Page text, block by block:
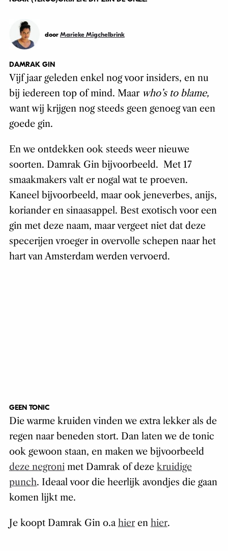
door Marieke Migchelbrink
DAMRAK GIN
Vijf jaar geleden enkel nog voor insiders, en nu
bij iedereen top of mind. Maar who’s to blame,
want wij krijgen nog steeds geen genoeg van een
goede gin.
En we ontdekken ook steeds weer nieuwe
soorten. Damrak Gin bijvoorbeeld. Met 17
smaakmakers valt er nogal wat te proeven.
Kaneel bijvoorbeeld, maar ook jeneverbes, anijs,
koriander en sinaasappel. Best exotisch voor een
gin met deze naam, maar vergeet niet dat deze
specerijen vroeger in overvolle schepen naar het
hart van Amsterdam werden vervoerd.
GEEN TONIC
Die warme kruiden vinden we extra lekker als de
regen naar beneden stort. Dan laten we de tonic
ook gewoon staan, en maken we bijvoorbeeld
deze negronimet Damrak of deze kruidige
punch. Ideaal voor die heerlijk avondjes die gaan
komen lijkt me.
Je koopt Damrak Gin o.a hieren hier.